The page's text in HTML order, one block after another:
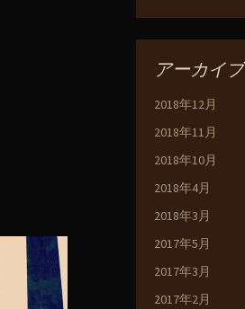
アーカイブ
2018年12月
2018年11月
2018年10月
2018年4月
2018年3月
2017年5月
2017年3月
2017年2月